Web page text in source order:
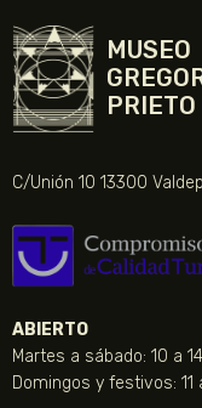
MUSEO
PRIETO
C/Unión 10 13300
ABIERTO
Martes a sábado: 10 a
Domingos y festivos: 11